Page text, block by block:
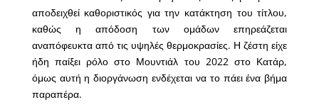
αποδειχθεί καθοριστικός για την κατάκτηση του τίτλου,
καθώς η απόδοση των ομάδων επηρεάζεται
αναπόφευκτα από τις υψηλές θερμοκρασίες. Η ζέστη είχε
ήδη παίξει ρόλο στο Μουντιάλ του 2022 στο Κατάρ,
όμως αυτή η διοργάνωση ενδέχεται να το πάει ένα βήμα
παραπέρα.